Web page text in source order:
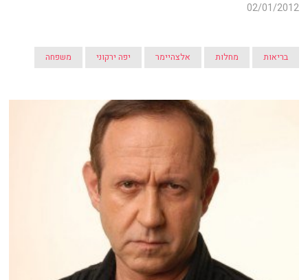
02/01/2012
בריאות מחלות אלצהיימר יפה ירקוני משפחה